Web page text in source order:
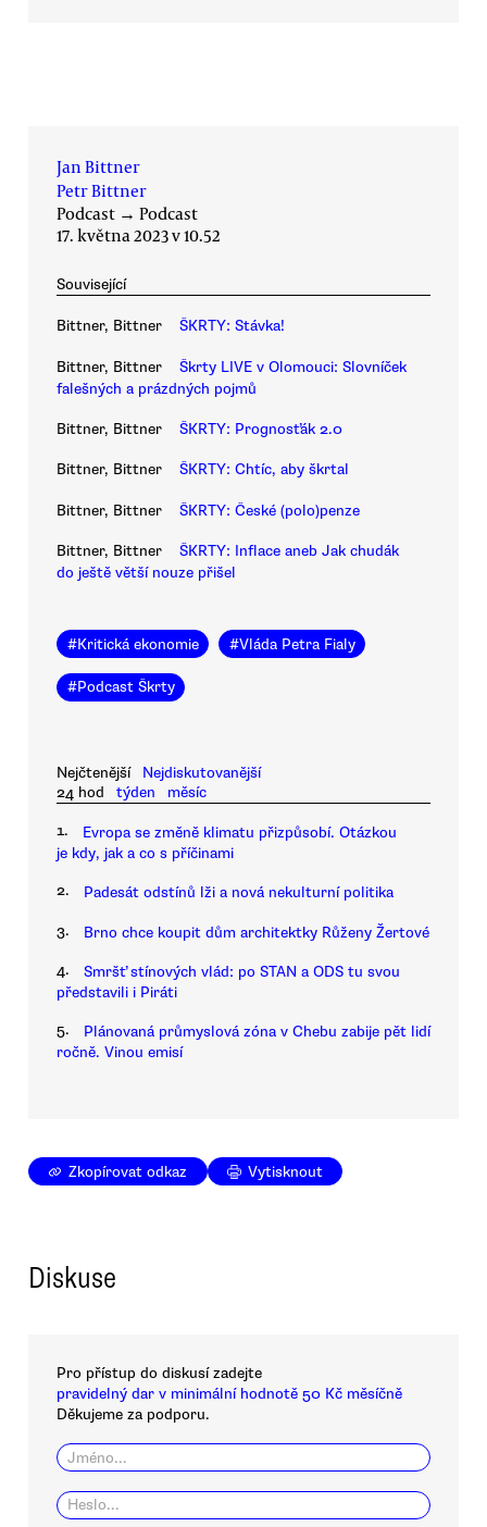
Jan Bittner
Petr Bittner
Podcast → Podcast
17. května 2023 v 10.52
Související
Bittner, Bittner ŠKRTY: Stávka!
Bittner, Bittner
Škrty LIVE v Olomouci: Slovníček
falešných a prázdných pojmů
Bittner, Bittner ŠKRTY: Prognosťák 2.0
Bittner, Bittner ŠKRTY: Chtíc, aby škrtal
Bittner, Bittner ŠKRTY: České (polo)penze
Bittner, Bittner
ŠKRTY: Inflace aneb Jak chudák
do ještě větší nouze přišel
#Kritická ekonomie #Vláda Petra Fialy
#Podcast Škrty
Nejčtenější
Nejdiskutovanější
24 hod
týden měsíc
1.
Evropa se změně klimatu přizpůsobí. Otázkou
je kdy, jak a co s příčinami
2. Padesát odstínů lži a nová nekulturní politika
3. Brno chce koupit dům architektky Růženy Žertové
4.
Smršť stínových vlád: po STAN a ODS tu svou
představili i Piráti
5.
Plánovaná průmyslová zóna v Chebu zabije pět lidí
ročně. Vinou emisí
Zkopírovat odkaz Vytisknout
Diskuse
Pro přístup do diskusí zadejte
pravidelný dar v minimální hodnotě 50 Kč měsíčně
Děkujeme za podporu.